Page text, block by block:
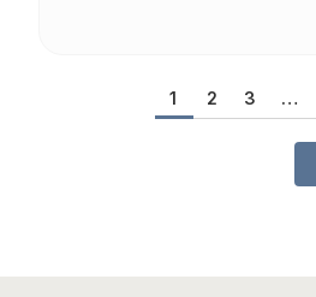
1 2 3 …